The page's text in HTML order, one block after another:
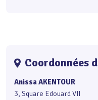
Coordonnées
Anissa AKENTOUR
3, Square Edouard VII